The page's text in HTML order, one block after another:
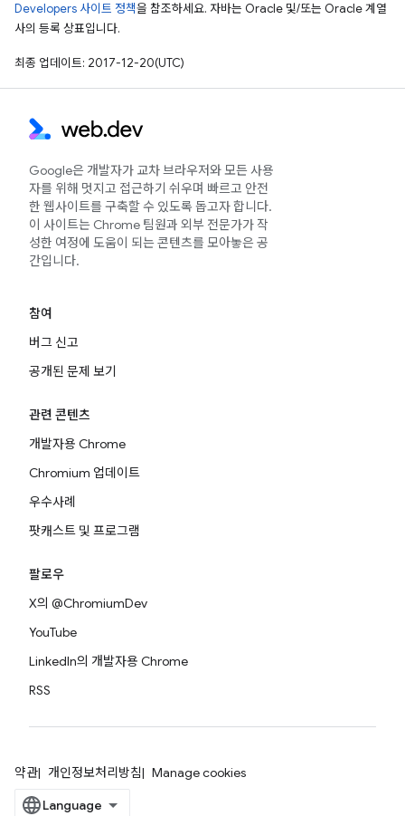
Developers 사이트 정책을 참조하세요. 자바는 Oracle 및/또는 Oracle 계열
사의 등록 상표입니다.
최종 업데이트: 2017-12-20(UTC)
Google은 개발자가 교차 브라우저와 모든 사용
자를 위해 멋지고 접근하기 쉬우며 빠르고 안전
한 웹사이트를 구축할 수 있도록 돕고자 합니다.
이 사이트는 Chrome 팀원과 외부 전문가가 작
성한 여정에 도움이 되는 콘텐츠를 모아놓은 공
간입니다.
참여
버그 신고
공개된 문제 보기
관련 콘텐츠
개발자용 Chrome
Chromium 업데이트
우수사례
팟캐스트 및 프로그램
팔로우
X의 @ChromiumDev
YouTube
LinkedIn의 개발자용 Chrome
RSS
약관 개인정보처리방침 Manage cookies